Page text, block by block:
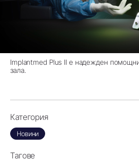
Implantmed Plus II е надежден
зала.
Категория
Новини
Тагове